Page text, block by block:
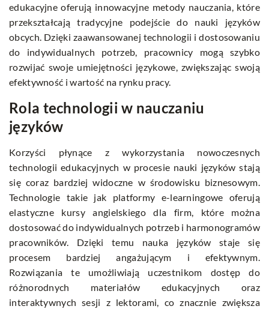
edukacyjne oferują innowacyjne metody nauczania, które
przekształcają tradycyjne podejście do nauki języków
obcych. Dzięki zaawansowanej technologii i dostosowaniu
do indywidualnych potrzeb, pracownicy mogą szybko
rozwijać swoje umiejętności językowe, zwiększając swoją
efektywność i wartość na rynku pracy.
Rola technologii w nauczaniu
języków
Korzyści płynące z wykorzystania nowoczesnych
technologii edukacyjnych w procesie nauki języków stają
się coraz bardziej widoczne w środowisku biznesowym.
Technologie takie jak platformy e-learningowe oferują
elastyczne kursy angielskiego dla firm, które można
dostosować do indywidualnych potrzeb i harmonogramów
pracowników. Dzięki temu nauka języków staje się
procesem bardziej angażującym i efektywnym.
Rozwiązania te umożliwiają uczestnikom dostęp do
różnorodnych materiałów edukacyjnych oraz
interaktywnych sesji z lektorami, co znacznie zwiększa